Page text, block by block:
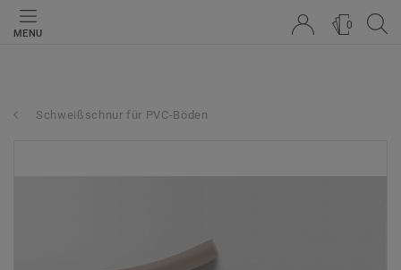
MENU
0
Schweißschnur für PVC-Böden